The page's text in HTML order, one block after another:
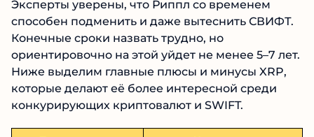
Эксперты уверены, что Риппл со временем
способен подменить и даже вытеснить СВИФТ.
Конечные сроки назвать трудно, но
ориентировочно на этой уйдет не менее 5–7 лет.
Ниже выделим главные плюсы и минусы XRP,
которые делают её более интересной среди
конкурирующих криптовалют и SWIFT.